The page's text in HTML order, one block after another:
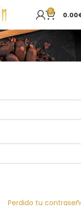
0 0.00
Perdido tu